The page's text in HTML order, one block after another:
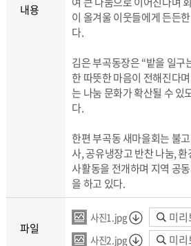
내용
이 올겨울 이웃들에게 든든
다.
김은 부곡동장은 “밭을 일구
한 따뜻한 마음이 전해진다
는 나눔 문화가 확산될 수 있
다.
한편 부곡동 새마을회는 불
사, 공유냉장고 반찬 나눔,
사활동을 전개하며 지역 공
을 하고 있다.
파일
사진1.jpg 미리
사진2.jpg 미리